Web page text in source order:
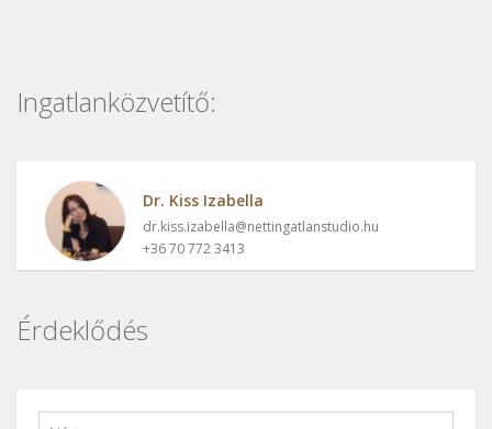
Ingatlanközvetítő:
Dr. Kiss Izabella
dr.kiss.izabella@nettingatlanstudio.hu
+36 70 772 3413
Érdeklődés